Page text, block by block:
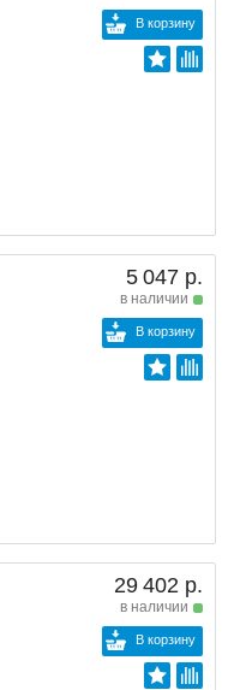
В корзину
5 047 р.
в наличии
В корзину
29 402 р.
в наличии
В корзину